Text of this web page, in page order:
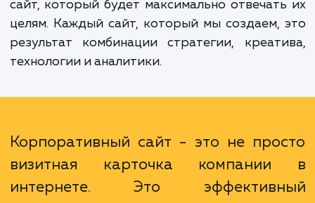
отнести наш глубокий опыт и широкий
технических и маркетинговых
внимательно прислушиваемся к
целям. Каждый сайт, который мы создаем,
технологии и аналитики.